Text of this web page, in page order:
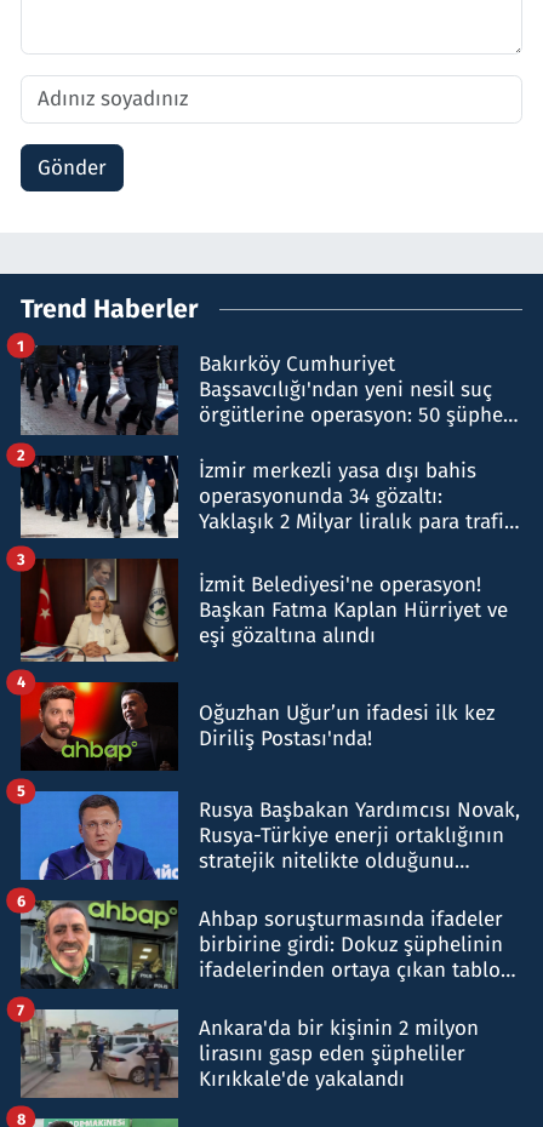
Gönder
Trend Haberler
Bakırköy Cumhuriyet
Başsavcılığı'ndan yeni nesil suç
örgütlerine operasyon: 50 şüpheli
1
İzmir merkezli yasa dışı bahis
operasyonunda 34 gözaltı:
Yaklaşık 2 Milyar liralık para trafiği
2
İzmit Belediyesi'ne operasyon!
Başkan Fatma Kaplan Hürriyet ve
eşi gözaltına alındı
3
Oğuzhan Uğur’un ifadesi ilk kez
Diriliş Postası'nda!
4
Rusya Başbakan Yardımcısı Novak,
Rusya-Türkiye enerji ortaklığının
stratejik nitelikte olduğunu
5
Ahbap soruşturmasında ifadeler
birbirine girdi: Dokuz şüphelinin
ifadelerinden ortaya çıkan tablo
6
Ankara'da bir kişinin 2 milyon
lirasını gasp eden şüpheliler
Kırıkkale'de yakalandı
7
8